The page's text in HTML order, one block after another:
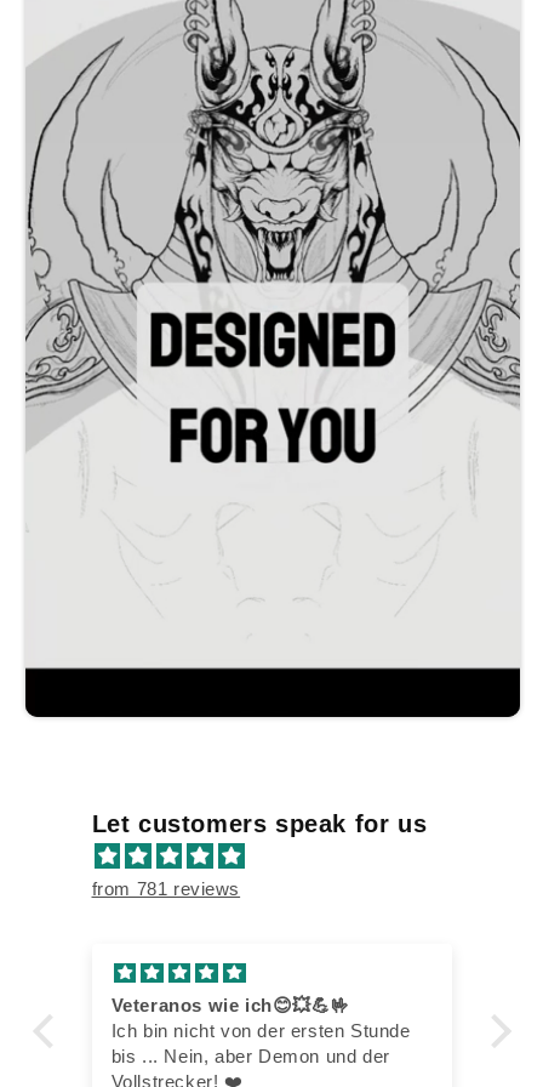
Let customers speak for us
from 781 reviews
Veteranos wie ich😊💥💪🤟
Ich bin nicht von der ersten Stunde
bis ... Nein, aber Demon und der
Vollstrecker! ❤️